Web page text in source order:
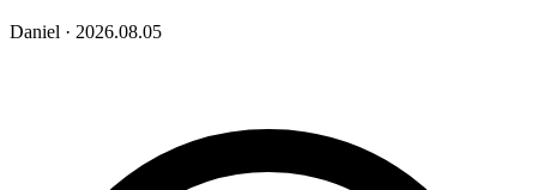
Daniel · 2026.08.05